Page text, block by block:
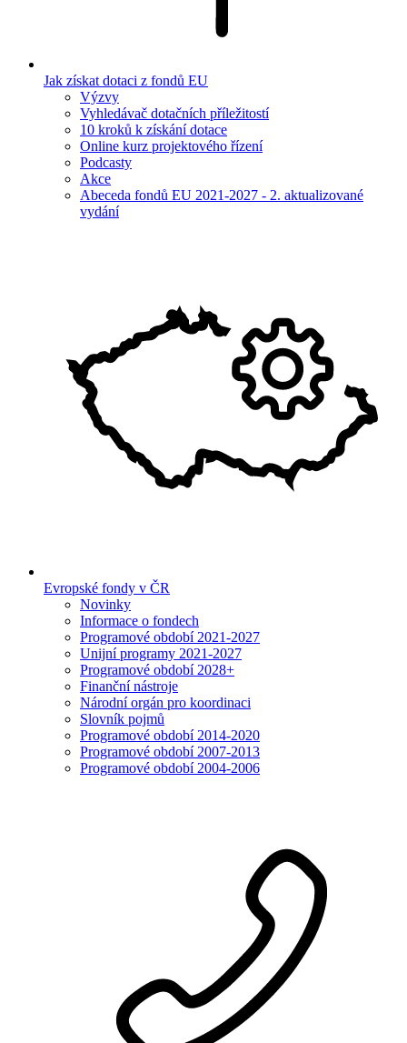
Jak získat dotaci z fondů EU
Výzvy
Vyhledávač dotačních příležitostí
10 kroků k získání dotace
Online kurz projektového řízení
Podcasty
Akce
Abeceda fondů EU 2021-2027 - 2. aktualizované
vydání
Evropské fondy v ČR
Novinky
Informace o fondech
Programové období 2021-2027
Unijní programy 2021-2027
Programové období 2028+
Finanční nástroje
Národní orgán pro koordinaci
Slovník pojmů
Programové období 2014-2020
Programové období 2007-2013
Programové období 2004-2006